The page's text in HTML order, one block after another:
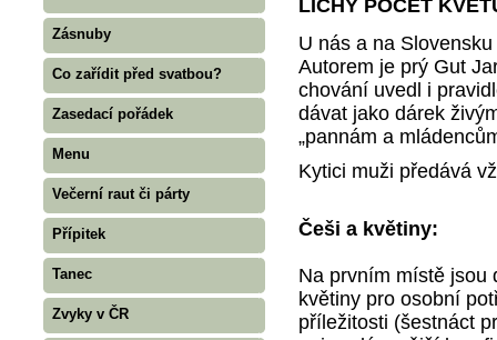
Zásnuby
Co zařídit před svatbou?
Zasedací pořádek
Menu
Večerní raut či párty
Přípitek
Tanec
Zvyky v ČR
LICHÝ POČET
U nás a na
Autorem je prý Gut
chování uvedl i
dávat jako dárek
„pannám a
Kytici muži předává
Češi a květiny:
Na prvním místě jsou
květiny pro osobní
příležitosti (šestnáct